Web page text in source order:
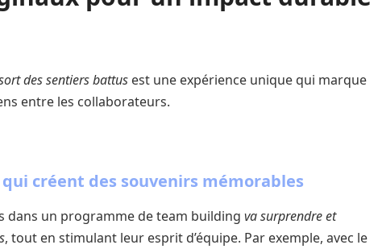
des sentiers battus est une expérience unique qui marque
entre les collaborateurs.
créent des souvenirs mémorables
dans un programme de team building va surprendre et
, tout en stimulant leur esprit d’équipe. Par exemple, avec le